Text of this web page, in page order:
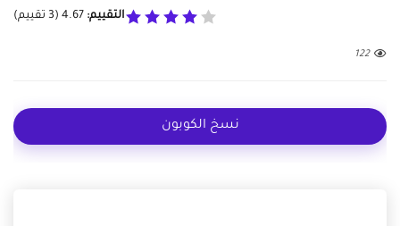
التقييم: 4.67
(
3 تقييم)
122
نسخ الكوبون